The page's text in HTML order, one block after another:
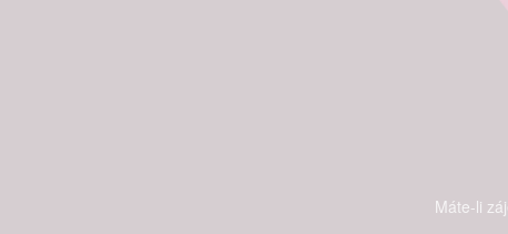
Máte-li